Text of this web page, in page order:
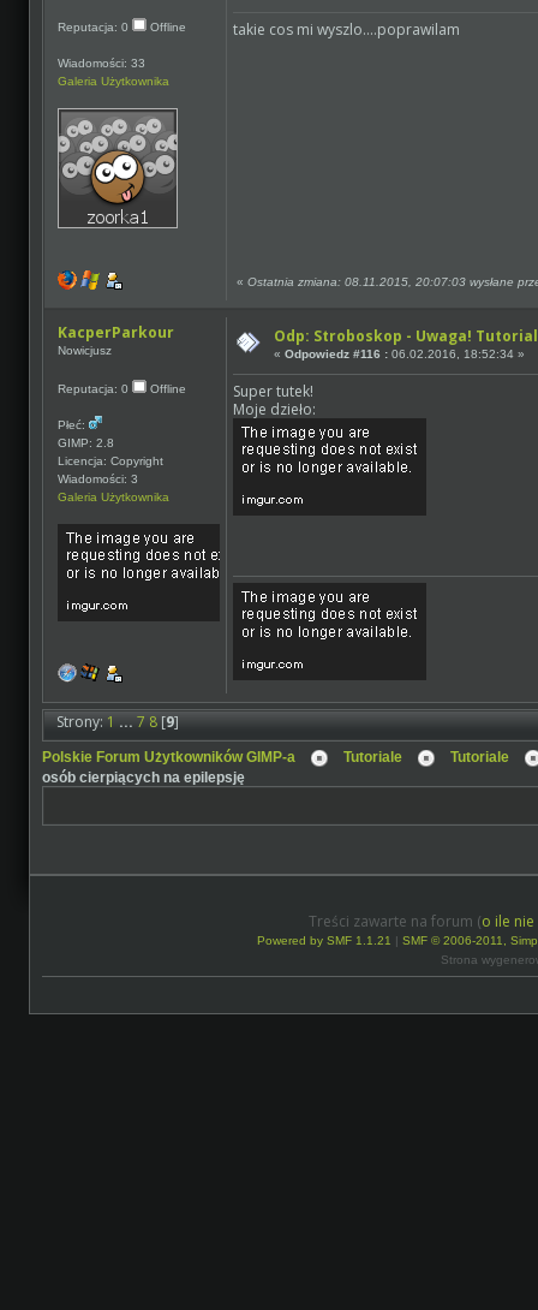
Reputacja: 0 Offline
Wiadomości: 33
Galeria Użytkownika
takie cos mi wyszlo....poprawilam
«Ostatnia zmiana: 08.11.2015, 20:07:03 wysłane
KacperParkour
Nowicjusz
Reputacja: 0 Offline
Płeć:
GIMP: 2.8
Licencja: Copyright
Wiadomości: 3
Galeria Użytkownika
Odp: Stroboskop - Uwaga!
«Odpowiedz #116 : 06.02.2016, 18:52:34 »
Super tutek!
Moje dzieło:
Strony:1...78[9]
Polskie Forum Użytkowników GIMP-a Tutoriale
Tutoriale
osób cierpiących na epilepsję
Treści zawarte na forum (o ile
Powered by SMF 1.1.21 | SMF © 2006-2011,
Strona